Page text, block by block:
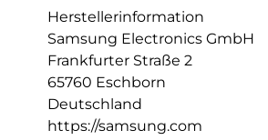
Herstellerinformation
Samsung Electronics GmbH
Frankfurter Straße 2
65760 Eschborn
Deutschland
https://samsung.com